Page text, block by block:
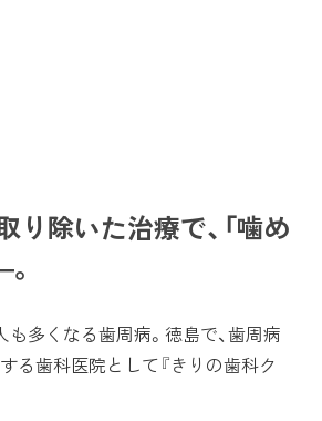
り除いた治療で、「噛め
多くなる歯周病。徳島で、歯周病
る歯科医院として『きりの歯科ク